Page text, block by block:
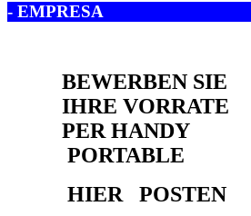
- EMPRESA